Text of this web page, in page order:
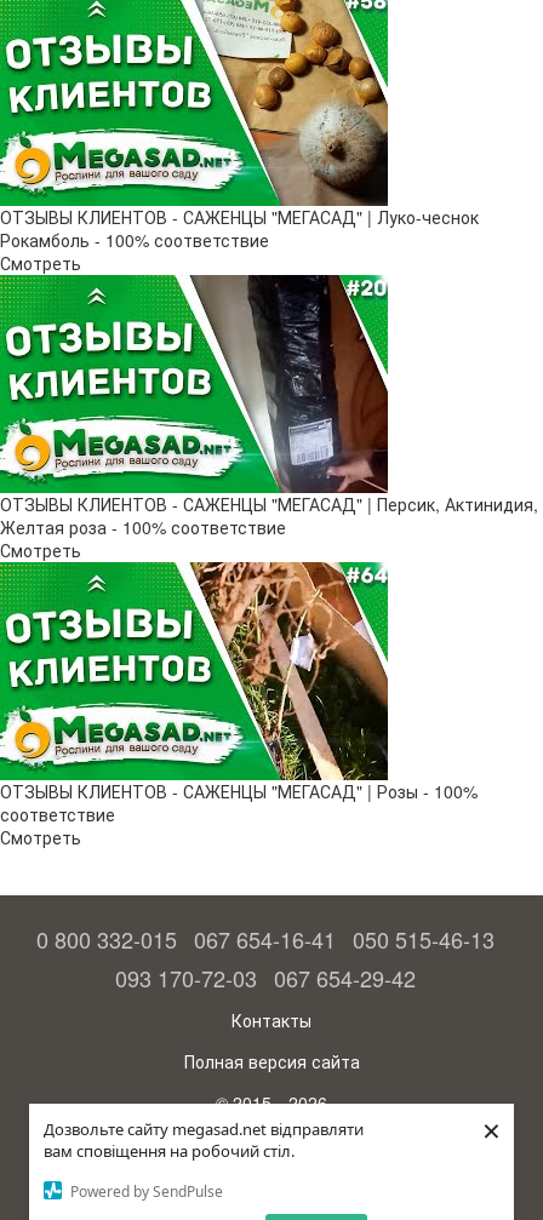
Дозвольте сайту megasad.net відправляти
вам сповіщення на робочий стіл.
Powered by SendPulse
×
ОТЗЫВЫ КЛИЕНТОВ - САЖЕНЦЫ "МЕГАСАД" | Луко-чеснок
Рокамболь - 100% соответствие
Смотреть
ОТЗЫВЫ КЛИЕНТОВ - САЖЕНЦЫ "МЕГАСАД" | Персик, Актинидия,
Желтая роза - 100% соответствие
Смотреть
ОТЗЫВЫ КЛИЕНТОВ - САЖЕНЦЫ "МЕГАСАД" | Розы - 100%
соответствие
Смотреть
0 800 332-015 067 654-16-41
050 515-46-13
093 170-72-03 067 654-29-42
Контакты
Полная версия сайта
© 2015—2026
Megasad - гарантия высокого урожая